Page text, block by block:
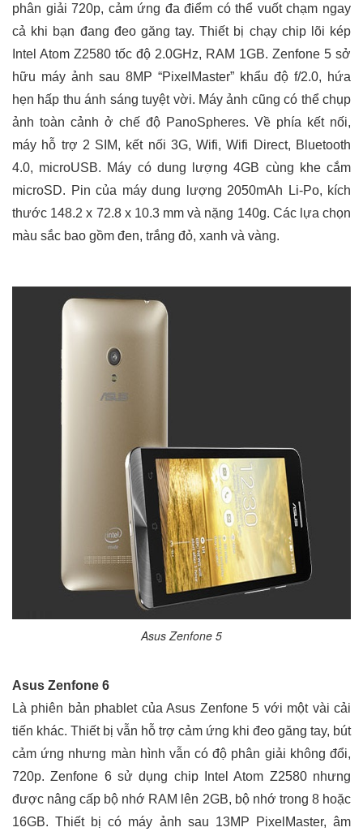
phân giải 720p, cảm ứng đa điểm có thể vuốt chạm ngay
cả khi bạn đang đeo găng tay. Thiết bị chạy chip lõi kép
Intel Atom Z2580 tốc độ 2.0GHz, RAM 1GB. Zenfone 5 sở
hữu máy ảnh sau 8MP “PixelMaster” khẩu độ f/2.0, hứa
hẹn hấp thu ánh sáng tuyệt vời. Máy ảnh cũng có thể chụp
ảnh toàn cảnh ở chế độ PanoSpheres. Về phía kết nối,
máy hỗ trợ 2 SIM, kết nối 3G, Wifi, Wifi Direct, Bluetooth
4.0, microUSB. Máy có dung lượng 4GB cùng khe cắm
microSD. Pin của máy dung lượng 2050mAh Li-Po, kích
thước 148.2 x 72.8 x 10.3 mm và nặng 140g. Các lựa chọn
màu sắc bao gồm đen, trắng đỏ, xanh và vàng.
Asus Zenfone 5
Asus Zenfone 6
Là phiên bản phablet của Asus Zenfone 5 với một vài cải
tiến khác. Thiết bị vẫn hỗ trợ cảm ứng khi đeo găng tay, bút
cảm ứng nhưng màn hình vẫn có độ phân giải không đổi,
720p. Zenfone 6 sử dụng chip Intel Atom Z2580 nhưng
được nâng cấp bộ nhớ RAM lên 2GB, bộ nhớ trong 8 hoặc
16GB. Thiết bị có máy ảnh sau 13MP PixelMaster, âm